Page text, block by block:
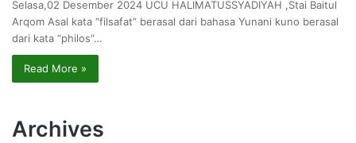
Selasa,02 Desember 2024 UCU HALIMATUSSYADIYAH ,Stai Baitul
Arqom Asal kata “filsafat” berasal dari bahasa Yunani kuno berasal
dari kata “philos”…
Read More »
Archives